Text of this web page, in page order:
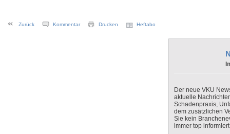
Zurück Kommentar Drucken Heftabo
Der neue VKU
aktuelle
Schadenpraxis,
dem zusätzlichen
Sie kein
immer top